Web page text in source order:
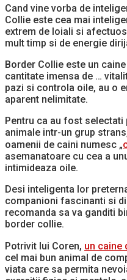
Cand vine vorba de
Collie este cea mai
extrem de loiali si
mult timp si de energie
Border Collie este un
cantitate imensa de …
pazi si controla oile, au o
aparent nelimitate.
Pentru ca au fost selectati
animale intr-un grup
oamenii de caini numesc „
asemanatoare cu cea a
intimideaza oile.
Desi inteligenta lor
companioni fascinanti si
recomanda sa va ganditi
border collie.
Potrivit lui Coren, un caine
cel mai bun animal de
viata care sa permita